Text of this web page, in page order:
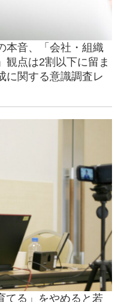
本音、「会社・組織
観点は2割以下に留ま
に関する意識調査レ
てる」をやめると若